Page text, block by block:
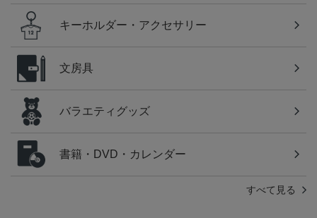
キーホルダー・アクセサリー
文房具
バラエティグッズ
書籍・DVD・カレンダー
すべて見る